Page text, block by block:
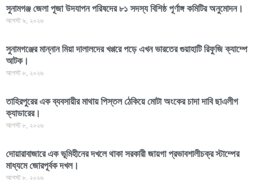
সুনামগঞ্জ জেলা পূজা উদযাপন পরিষদের ৮১ সদস্য বিশিষ্ঠ পূর্ণাঙ্গ কমিটির অনুমোদন।
আগস্ট ৯, ২০২৬
সুনামগঞ্জের মান্নান মিয়া দালালদের খপ্পরে পড়ে এখন ভারতের গুয়াহাটি রিফুজি ক্যাম্পে
আটক।
আগস্ট ৮, ২০২৬
তাহিরপুরের এক ব্যবসায়ীর মাথায় পিস্তল ঠেকিয়ে মোটা অংকের চাদা দাবি ছাএলীগ
ক্যাডারের।
আগস্ট ৮, ২০২৬
দোয়ারাবাজারে এক ভূমিহীনের দখলে থাকা সরকারী জায়গা প্রভাবশালীচক্র স্টাম্পের
মাধ্যমে জোরপূর্বক দখল।
আগস্ট ৮, ২০২৬